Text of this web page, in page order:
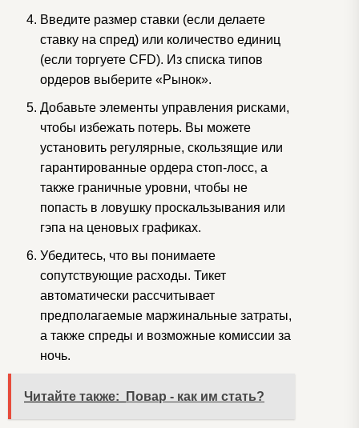
Введите размер ставки (если делаете
ставку на спред) или количество единиц
(если торгуете CFD). Из списка типов
ордеров выберите «Рынок».
Добавьте элементы управления рисками,
чтобы избежать потерь. Вы можете
установить регулярные, скользящие или
гарантированные ордера стоп-лосс, а
также граничные уровни, чтобы не
попасть в ловушку проскальзывания или
гэпа на ценовых графиках.
Убедитесь, что вы понимаете
сопутствующие расходы. Тикет
автоматически рассчитывает
предполагаемые маржинальные затраты,
а также спреды и возможные комиссии за
ночь.
Читайте также: Повар - как им стать?